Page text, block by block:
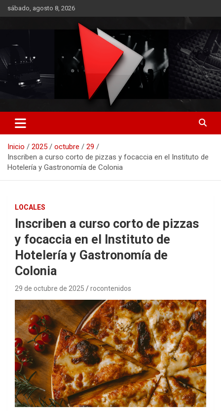
Saltar
al
sábado, agosto 8, 2026
RO CONTENIDOS
Inicio 2025 octubre
29
Inscriben a curso corto de pizzas y focaccia en el Instituto de
Hotelería y Gastronomía de Colonia
LOCALES
Inscriben a curso corto de pizzas
y focaccia en el Instituto de
Hotelería y Gastronomía de
Colonia
29 de octubre de 2025 rocontenidos